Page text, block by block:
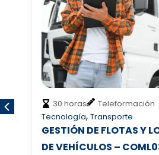
30 horas
Teleformación
Tecnología, Transporte
GESTIÓN DE FLOTAS Y
DE VEHÍCULOS –